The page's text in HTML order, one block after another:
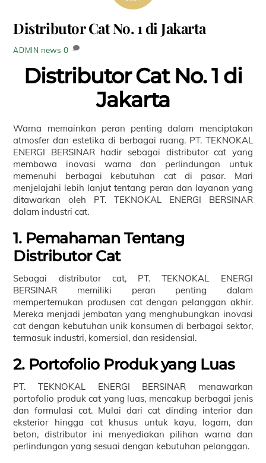
Distributor Cat No. 1 di Jakarta
ADMIN news 0
Distributor Cat No. 1 di
Jakarta
Warna memainkan peran penting dalam menciptakan
atmosfer dan estetika di berbagai ruang. PT. TEKNOKAL
ENERGI BERSINAR hadir sebagai distributor cat yang
membawa inovasi warna dan perlindungan untuk
memenuhi berbagai kebutuhan cat di pasar. Mari
menjelajahi lebih lanjut tentang peran dan layanan yang
ditawarkan oleh PT. TEKNOKAL ENERGI BERSINAR
dalam industri cat.
1. Pemahaman Tentang
Distributor Cat
Sebagai distributor cat, PT. TEKNOKAL ENERGI
BERSINAR memiliki peran penting dalam
mempertemukan produsen cat dengan pelanggan akhir.
Mereka menjadi jembatan yang menghubungkan inovasi
cat dengan kebutuhan unik konsumen di berbagai sektor,
termasuk industri, komersial, dan residensial.
2. Portofolio Produk yang Luas
PT. TEKNOKAL ENERGI BERSINAR menawarkan
portofolio produk cat yang luas, mencakup berbagai jenis
dan formulasi cat. Mulai dari cat dinding interior dan
eksterior hingga cat khusus untuk kayu, logam, dan
beton, distributor ini menyediakan pilihan warna dan
perlindungan yang sesuai dengan kebutuhan pelanggan.